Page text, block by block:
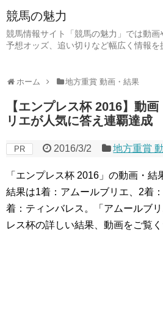
競馬の魅力
競馬情報サイト「競馬の魅力」では動画
予想オッズ、追い切りなど幅広く情報を
ホーム 地方重賞 動画・結果
【エンプレス杯 2016】動
リエが人気に答え連覇達成
PR 2016/3/2 地方重賞
「エンプレス杯 2016」の動画・
結果は1着：アムールブリエ、2着
着：ティンバレス。「アムールブ
レス杯の詳しい結果、動画をご覧く